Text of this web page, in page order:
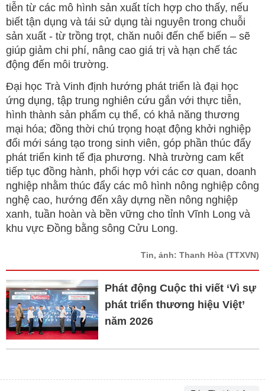
tiễn từ các mô hình sản xuất tích hợp cho thấy, nếu
biết tận dụng và tái sử dụng tài nguyên trong chuỗi
sản xuất - từ trồng trọt, chăn nuôi đến chế biến – sẽ
giúp giảm chi phí, nâng cao giá trị và hạn chế tác
động đến môi trường.
Đại học Trà Vinh định hướng phát triển là đại học
ứng dụng, tập trung nghiên cứu gắn với thực tiễn,
hình thành sản phẩm cụ thể, có khả năng thương
mại hóa; đồng thời chú trọng hoạt động khởi nghiệp
đổi mới sáng tạo trong sinh viên, góp phần thúc đẩy
phát triển kinh tế địa phương. Nhà trường cam kết
tiếp tục đồng hành, phối hợp với các cơ quan, doanh
nghiệp nhằm thúc đẩy các mô hình nông nghiệp công
nghệ cao, hướng đến xây dựng nền nông nghiệp
xanh, tuần hoàn và bền vững cho tỉnh Vĩnh Long và
khu vực Đồng bằng sông Cửu Long.
Tin, ảnh: Thanh Hòa (TTXVN)
Phát động Cuộc thi viết ‘Vì sự
phát triển thương hiệu Việt’
năm 2026